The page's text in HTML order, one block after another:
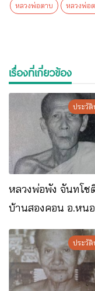
หลวงพ่อตาบ หลวงพ่อ
เรื่องที่เกี่ยวข้อง
ประวัติ
หลวงพ่อพัง จันทโช
บ้านสองคอน อ.หน
จ.สระบุรี
ประวัติ